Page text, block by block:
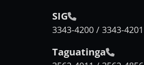
SIG
3343-4200 / 3343-4201
Taguatinga